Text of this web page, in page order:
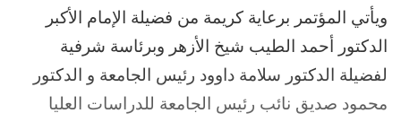
ويأتي المؤتمر برعاية كريمة من فضيلة الإمام الأكبر
الدكتور أحمد الطيب شيخ الأزهر وبرئاسة شرفية
لفضيلة الدكتور سلامة داوود رئيس الجامعة و الدكتور
محمود صديق نائب رئيس الجامعة للدراسات العليا